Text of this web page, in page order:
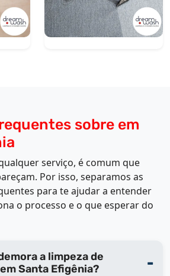
sobre em
serviço, é comum que
Por isso, separamos as
para te ajudar a entender
o processo e o que esperar do
a limpeza de
Santa Efigênia?